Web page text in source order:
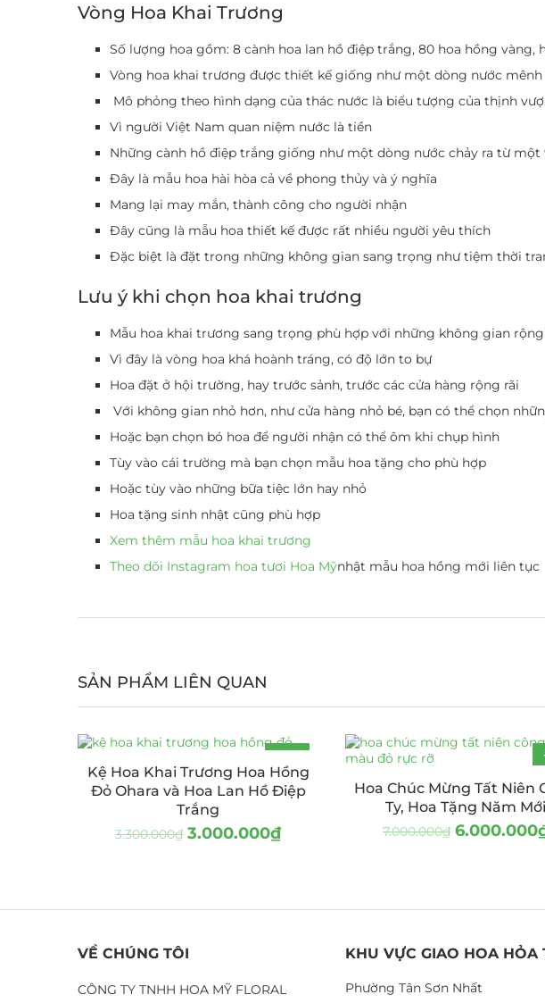
Vòng Hoa Khai Trương
Số lượng hoa gồm: 8 cành hoa lan hồ điệp trắng, 80 hoa hồng
Vòng hoa khai trương được thiết kế giống như một dòng nước
Mô phỏng theo hình dạng của thác nước là biểu tượng của thịnh
Vì người Việt Nam quan niệm nước là tiền
Những cành hồ điệp trắng giống như một dòng nước chảy ra từ một
Đây là mẫu hoa hài hòa cả về phong thủy và ý nghĩa
Mang lại may mắn, thành công cho người nhận
Đây cũng là mẫu hoa thiết kế được rất nhiều người yêu thích
Đặc biệt là đặt trong những không gian sang trọng như tiệm thời
Lưu ý khi chọn hoa khai trương
Mẫu hoa khai trương sang trọng phù hợp với những không gian
Vì đây là vòng hoa khá hoành tráng, có độ lớn to bự
Hoa đặt ở hội trường, hay trước sảnh, trước các cửa hàng rộng rãi
Với không gian nhỏ hơn, như cửa hàng nhỏ bé, bạn có thể chọn
Hoặc bạn chọn bó hoa để người nhận có thể ôm khi chụp hình
Tùy vào cái trường mà bạn chọn mẫu hoa tặng cho phù hợp
Hoặc tùy vào những bữa tiệc lớn hay nhỏ
Hoa tặng sinh nhật cũng phù hợp
Xem thêm mẫu hoa khai trương
Theo dõi Instagram hoa tươi Hoa Mỹnhật mẫu hoa hồng mới liên tục
SẢN PHẨM LIÊN QUAN
-9%
HOT
Kệ Hoa Khai Trương Hoa Hồng
Đỏ Ohara và Hoa Lan Hồ Điệp
Trắng
3.300.000₫ 3.000.000₫
Hoa Chúc Mừng Tất Niên
Ty, Hoa Tặng Năm Mới
7.000.000₫ 6.000.000
VỀ CHÚNG TÔI
CÔNG TY TNHH HOA MỸ FLORAL
KHU VỰC GIAO HOA HỎA
Phường Tân Sơn Nhất